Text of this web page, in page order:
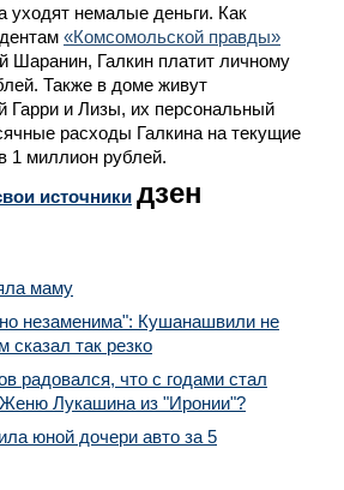
уходят немалые деньги. Как
«Комсомольской правды»
Шаранин, Галкин платит личному
Также в доме живут
Гарри и Лизы, их персональный
расходы Галкина на текущие
1 миллион рублей.
источники дзен
маму
незаменима": Кушанашвили не
сказал так резко
радовался, что с годами стал
Лукашина из "Иронии"?
юной дочери авто за 5